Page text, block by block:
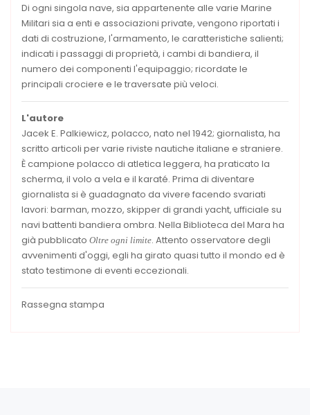
Di ogni singola nave, sia appartenente alle varie Marine
Militari sia a enti e associazioni private, vengono riportati i
dati di costruzione, l'armamento, le caratteristiche salienti;
indicati i passaggi di proprietà, i cambi di bandiera, il
numero dei componenti l'equipaggio; ricordate le
principali crociere e le traversate più veloci.
L'autore
Jacek E. Palkiewicz, polacco, nato nel 1942; giornalista, ha
scritto articoli per varie riviste nautiche italiane e straniere.
È campione polacco di atletica leggera, ha praticato la
scherma, il volo a vela e il karaté. Prima di diventare
giornalista si è guadagnato da vivere facendo svariati
lavori: barman, mozzo, skipper di grandi yacht, ufficiale su
navi battenti bandiera ombra. Nella Biblioteca del Mara ha
già pubblicato Oltre ogni limite. Attento osservatore degli
avvenimenti d'oggi, egli ha girato quasi tutto il mondo ed è
stato testimone di eventi eccezionali.
Rassegna stampa